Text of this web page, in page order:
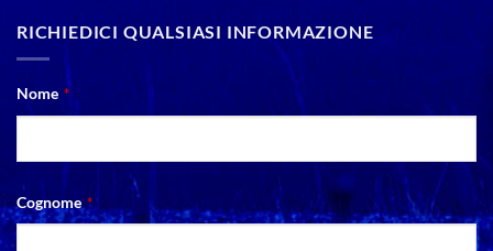
RICHIEDICI QUALSIASI INFORMAZIONE
Your
Website *
Nome *
Cognome *